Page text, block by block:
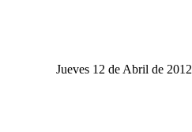
Jueves 12 de Abril de 2012